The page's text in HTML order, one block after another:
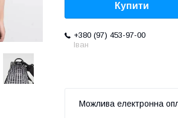
Купити
+380 (97) 453-97-00
Іван